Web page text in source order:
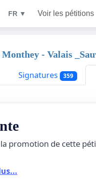
FR ▼ Voir les pétitions
- Valais
Signatures 359
promotion de cette